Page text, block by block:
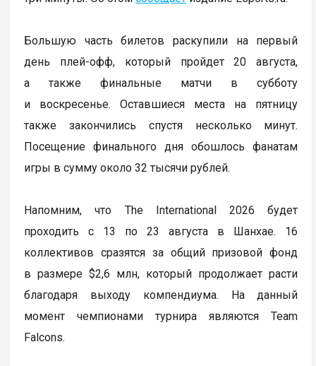
Большую часть билетов раскупили на первый
день плей-офф, который пройдет 20 августа,
а также финальные матчи в субботу
и воскресенье. Оставшиеся места на пятницу
также закончились спустя несколько минут.
Посещение финального дня обошлось фанатам
игры в сумму около 32 тысячи рублей.
Напомним, что The International 2026 будет
проходить с 13 по 23 августа в Шанхае. 16
коллективов сразятся за общий призовой фонд
в размере $2,6 млн, который продолжает расти
благодаря выходу компендиума. На данный
момент чемпионами турнира являются Team
Falcons.